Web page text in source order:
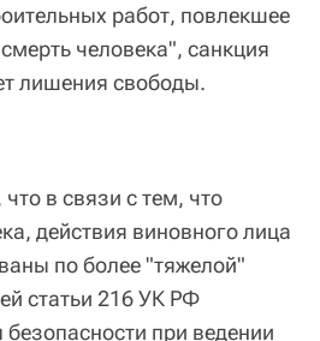
работ, повлекшее
человека", санкция
лишения свободы.
в связи с тем, что
действия виновного лица
по более "тяжелой"
статьи 216 УК РФ
при ведении